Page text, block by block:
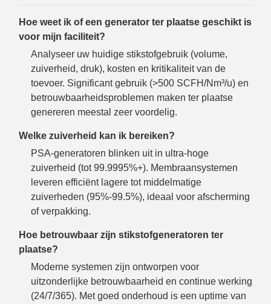
Hoe weet ik of een generator ter plaatse geschikt is
voor mijn faciliteit?
Analyseer uw huidige stikstofgebruik (volume,
zuiverheid, druk), kosten en kritikaliteit van de
toevoer. Significant gebruik (>500 SCFH/Nm³/u) en
betrouwbaarheidsproblemen maken ter plaatse
genereren meestal zeer voordelig.
Welke zuiverheid kan ik bereiken?
PSA-generatoren blinken uit in ultra-hoge
zuiverheid (tot 99.9995%+). Membraansystemen
leveren efficiënt lagere tot middelmatige
zuiverheden (95%-99.5%), ideaal voor afscherming
of verpakking.
Hoe betrouwbaar zijn stikstofgeneratoren ter
plaatse?
Moderne systemen zijn ontworpen voor
uitzonderlijke betrouwbaarheid en continue werking
(24/7/365). Met goed onderhoud is een uptime van